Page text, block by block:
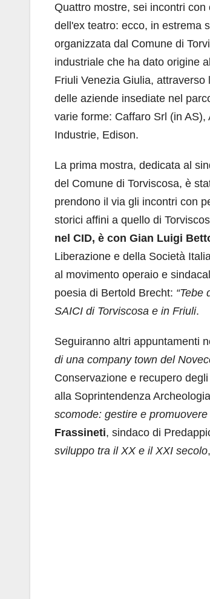
Quattro mostre, sei incontri
dell'ex teatro: ecco, in estrema
organizzata dal Comune di
industriale che ha dato origine
Friuli Venezia Giulia,
delle aziende insediate nel
varie forme: Caffaro Srl (in
Industrie, Edison.
La prima mostra, dedicata al
del Comune di Torviscosa, è
prendono il via gli incontri con
storici affini a quello di
nel CID, è con Gian Luigi
Liberazione e della Società
al movimento operaio e
poesia di Bertold Brecht: “Tebe
SAICI di Torviscosa e in Friuli.
Seguiranno altri appuntamenti
di una company town del
Conservazione e recupero
alla Soprintendenza
scomode: gestire e
Frassineti, sindaco di
sviluppo tra il XX e il XXI secolo,